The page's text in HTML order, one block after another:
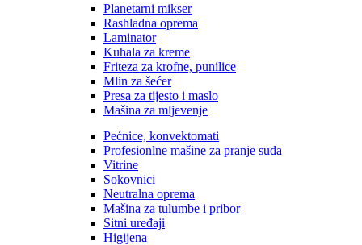
Planetarni mikser
Rashladna oprema
Laminator
Kuhala za kreme
Friteza za krofne, punilice
Mlin za šećer
Presa za tijesto i maslo
Mašina za mljevenje
Pećnice, konvektomati
Profesionlne mašine za pranje suđa
Vitrine
Sokovnici
Neutralna oprema
Mašina za tulumbe i pribor
Sitni uređaji
Higijena